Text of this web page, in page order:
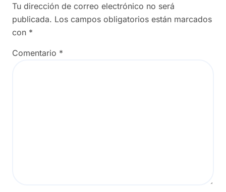
Tu dirección de correo electrónico no será
publicada. Los campos obligatorios están marcados
con *
Comentario *